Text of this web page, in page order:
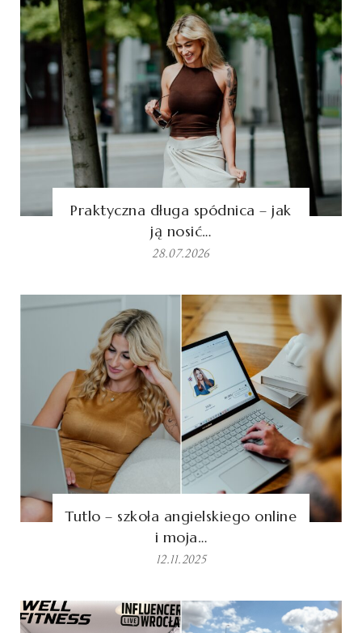
Praktyczna długa spódnica – jak
ją nosić…
28.07.2026
Tutlo – szkoła angielskiego online
i moja…
12.11.2025